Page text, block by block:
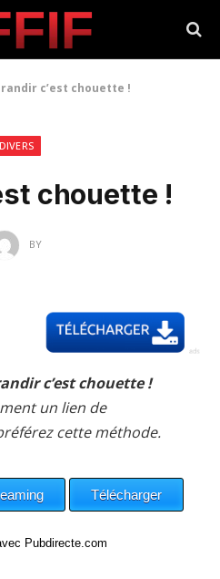
c’est chouette !
DIVERS
chouette !
BY
c’est chouette !
un lien de
cette méthode.
Pubdirecte.com